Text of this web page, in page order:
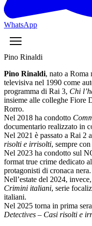
WhatsApp
Pino Rinaldi
Pino Rinaldi, nato a Roma
televisiva nel 1990 come
programma di Rai 3, Chi
insieme alle colleghe Fiore
Rorro.
Nel 2018 ha condotto
documentario realizzato in
Nel 2021 è passato a Rai 2
risolti e irrisolti, sempre
Nel 2023 ha condotto sul
format true crime dedicato
protagonisti di cronaca nera.
Nell’estate del 2024,
Crimini italiani, serie
italiani.
Nel 2025 torna in prima
Detectives – Casi risolti e